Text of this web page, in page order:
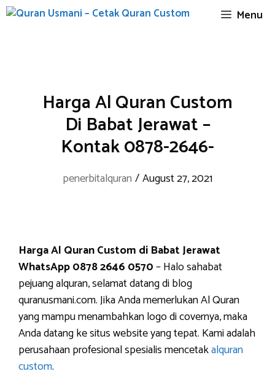
Skip
Menu
Harga Al Quran Custom
Di Babat Jerawat –
Kontak 0878-2646-
penerbitalquran /August 27, 2021
Harga Al Quran Custom di Babat Jerawat
WhatsApp 0878 2646 0570– Halo sahabat
pejuang alquran, selamat datang di blog
quranusmani.com. Jika Anda memerlukan Al Quran
yang mampu menambahkan logo di covernya, maka
Anda datang ke situs website yang tepat. Kami adalah
perusahaan profesional spesialis mencetakalquran
custom.